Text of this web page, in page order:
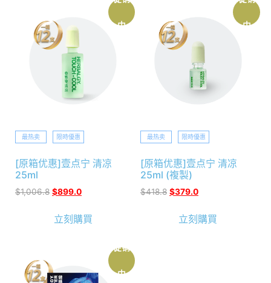
中
最热卖 限時優惠
[原箱优惠]壹点宁 清凉
25ml
$1,006.8 $899.0
立刻購買
中
最热卖 限時優惠
[原箱优惠]壹点宁 清凉
25ml (複製)
$418.8 $379.0
立刻購買
促销
中